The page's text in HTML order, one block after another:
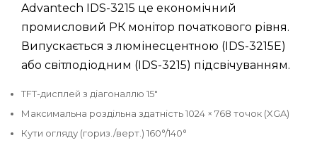
Advantech IDS-3215 це економічний
промисловий РК монітор початкового рівня.
Випускається з люмінесцентною (IDS-3215E)
або світлодіодним (IDS-3215) підсвічуванням.
TFT-дисплей з діагоналлю 15"
Максимальна роздільна здатність 1024 × 768 точок (XGA)
Кути огляду (гориз./верт.) 160°/140°